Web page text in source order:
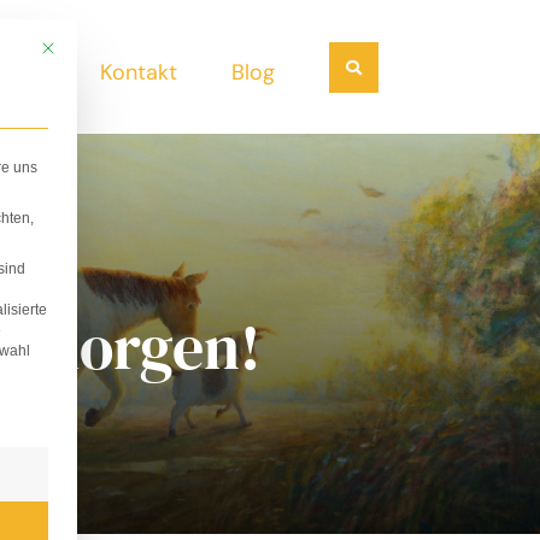
Kontakt Blog Suchen
morgen!
Mit diesem Button wird der Dialog geschlossen. Seine Funktionalität ist
uns
erteilt werden kann. Die erste Service-Gruppe